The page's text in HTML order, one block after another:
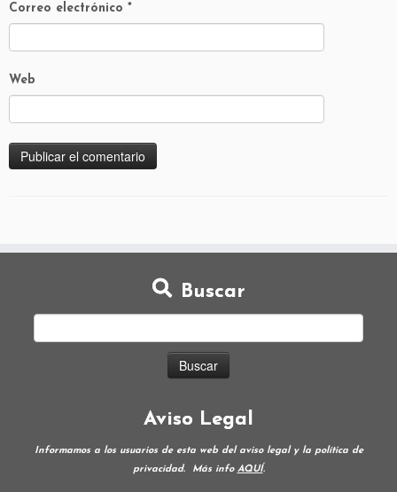
Correo electrónico *
Web
Buscar
Aviso Legal
Informamos a los usuarios de esta web del aviso legal y la política de
privacidad.
Más info AQUÍ.